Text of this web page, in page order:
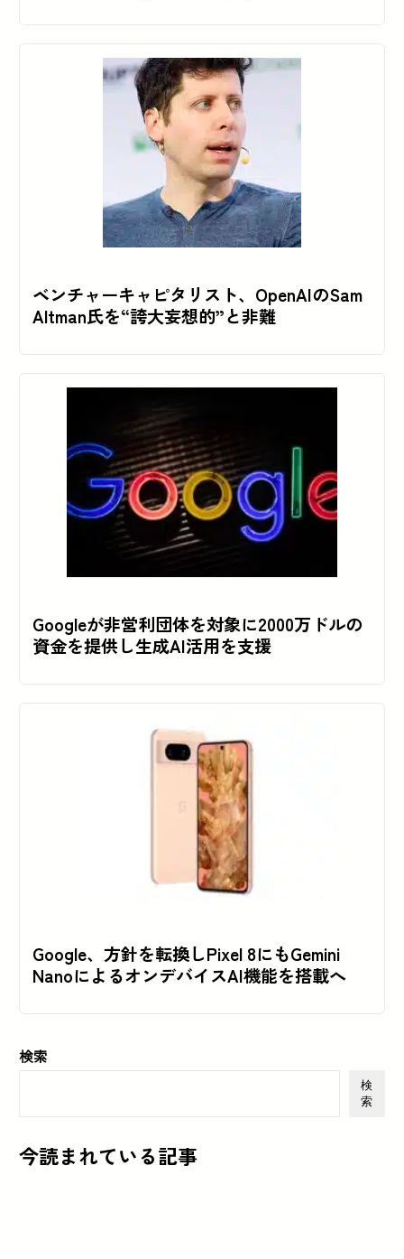
ベンチャーキャピタリスト、OpenAIのSam
Altman氏を“誇大妄想的”と非難
Googleが非営利団体を対象に2000万ドルの
資金を提供し生成AI活用を支援
Google、方針を転換しPixel 8にもGemini
NanoによるオンデバイスAI機能を搭載へ
検索
検
索
今読まれている記事